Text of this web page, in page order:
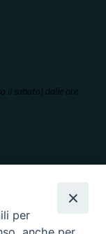
il sabato) dalle ore
per